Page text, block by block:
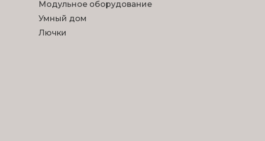
Модульное оборудование
Умный дом
Лючки